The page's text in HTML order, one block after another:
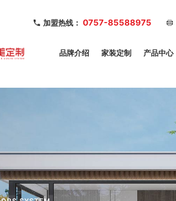
品牌介绍 家装定制 产品中心
加盟热线： 0757-85588975